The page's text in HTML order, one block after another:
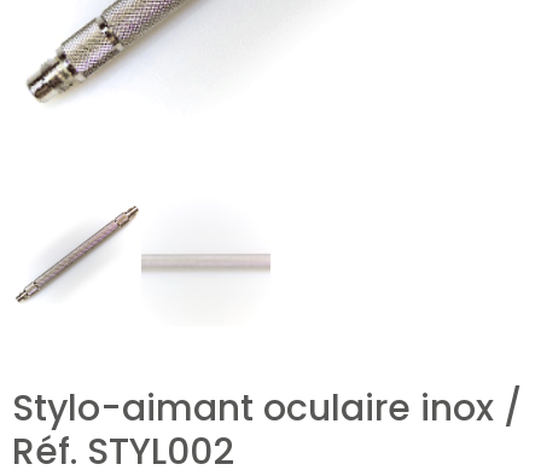
Stylo-aimant oculaire inox /
Réf. STYL002